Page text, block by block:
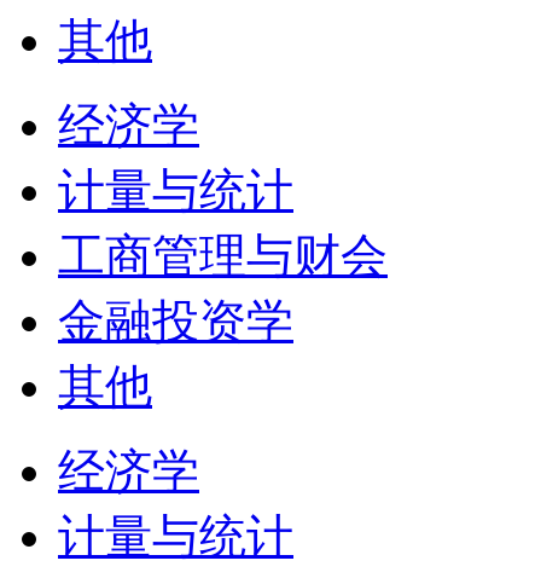
其他
经济学
计量与统计
工商管理与财会
金融投资学
其他
经济学
计量与统计